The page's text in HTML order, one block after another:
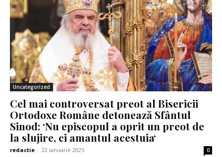
Uncategorized
Cel mai controversat preot al Bisericii
Ortodoxe Române detonează Sfântul
Sinod: ‘Nu episcopul a oprit un preot de
la slujire, ci amantul acestuia‘
redactie - 22 ianuarie 2025 0